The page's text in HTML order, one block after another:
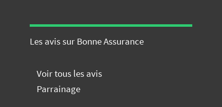
Les avis sur Bonne Assurance
Voir tous les avis
Parrainage